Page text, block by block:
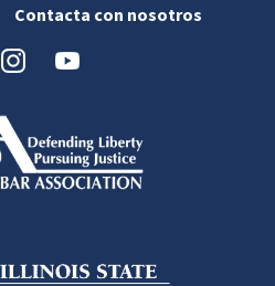
Contacta con nosotros